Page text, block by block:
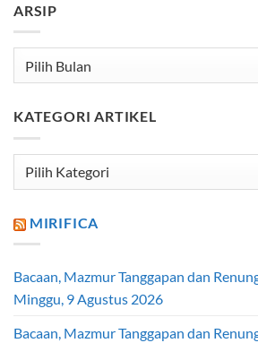
ARSIP
KATEGORI ARTIKEL
Kategori
MIRIFICA
Bacaan, Mazmur Tanggapan dan
Minggu, 9 Agustus 2026
Bacaan, Mazmur Tanggapan dan